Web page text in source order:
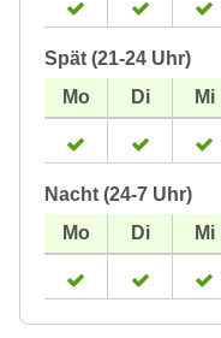
Spät (21-24 Uhr)
Nacht (24-7 Uhr)